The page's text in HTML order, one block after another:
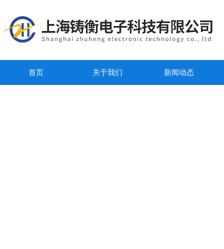
首页 关于我们 新闻动态